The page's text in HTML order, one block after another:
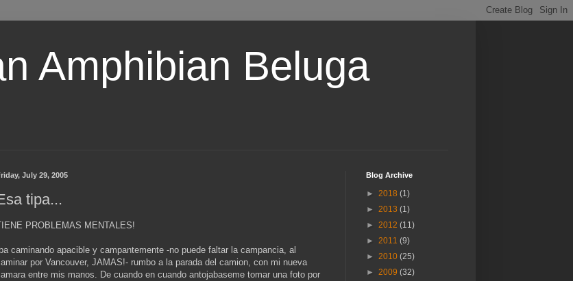
Amphibian Beluga
July 29, 2005
tipa...
PROBLEMAS MENTALES!
Iba caminando apacible y campantemente -no puede faltar la campancia, al
por Vancouver, JAMAS!- rumbo a la parada del camion, con mi nueva
entre mis manos. De cuando en cuando antojabaseme tomar una foto por
Blog Archive
► 2018 (1)
► 2013 (1)
► 2012 (11)
► 2011 (9)
► 2010 (25)
► 2009 (32)